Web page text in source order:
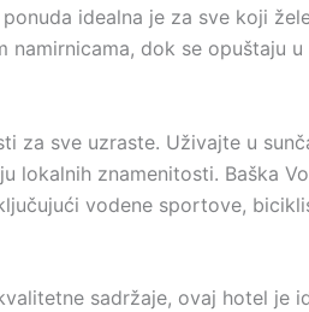
idealna je za sve koji
namirnicama, dok se opuštaju
za sve uzraste. Uživajte u
lokalnih znamenitosti. Baška
vodene sportove,
sadržaje, ovaj hotel je